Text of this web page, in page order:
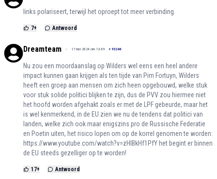
links polariseert, terwijl het oproept tot meer verbinding.
7+ Antwoord
Dreamteam 17 mei 2024 om 13:49 + 93246
Nu zou een moordaanslag op Wilders wel eens een heel andere
impact kunnen gaan krijgen als ten tijde van Pim Fortuyn, Wilders
heeft een groep aan mensen om zich heen opgebouwd, welke stuk
voor stuk solide politici blijken te zijn, dus de PVV zou hiermee niet
het hoofd worden afgehakt zoals er met de LPF gebeurde, maar het
is wel kenmerkend, in de EU zien we nu de tendens dat politici van
landen, welke zich ook maar enigszins pro de Russische Federatie
en Poetin uiten, het risico lopen om op de korrel genomen te worden:
https://www.youtube.com/watch?v=zHlBkHf1PfY het begint er binnen
de EU steeds gezelliger op te worden!
17+ Antwoord